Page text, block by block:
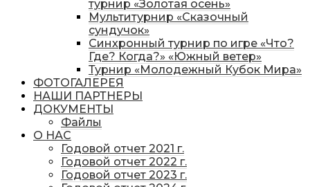
турнир «Золотая осень»
Мультитурнир «Сказочный
сундучок»
Синхронный турнир по игре «Что?
Где? Когда?» «Южный ветер»
Турнир «Молодежный Кубок Мира»
ФОТОГАЛЕРЕЯ
НАШИ ПАРТНЕРЫ
ДОКУМЕНТЫ
Файлы
О НАС
Годовой отчет 2021 г.
Годовой отчет 2022 г.
Годовой отчет 2023 г.